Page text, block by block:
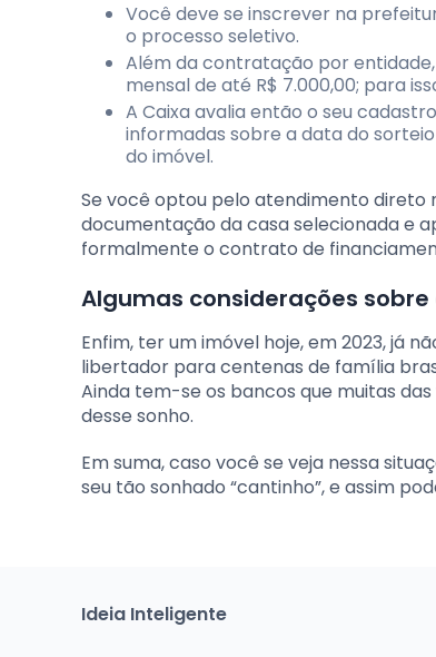
Você deve se inscrever na
o processo seletivo.
Além da contratação por
mensal de até R$ 7.000,00; para
A Caixa avalia então o seu
informadas sobre a data do
do imóvel.
Se você optou pelo atendimento direto
documentação da casa selecionada e
formalmente o contrato de
Algumas considerações
Enfim, ter um imóvel hoje, em 2023, já
libertador para centenas de família
Ainda tem-se os bancos que muitas
desse sonho.
Em suma, caso você se veja nessa
seu tão sonhado “cantinho”, e assim
Ideia Inteligente